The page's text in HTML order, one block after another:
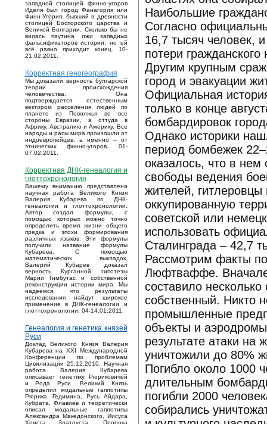
западной столицей финно-угоров
Иделя был город Фанагория или
Финн-Угория, бывший в древности
столицей Боспорского царства и
Великой Болгарии. Сколько бы не
вилась паутина лжи западных
фальсификаторов истории, но ей
всё равно приходит конец. 10-
21.02.2011.
Корректная геногеография
Мы доказали верность булгарской
теории происхождения
человечества. Она
подтверждается естественным
вектором расселения людей по
планете из Поволжья во все
стороны Евразии, а оттуда в
Африку, Австралию и Америку. Все
народы и расы мира произошли от
индоевропейцев, а именно – от
этнических финно-угоров. 01-
07.02.2011.
Корректная ДНК-генеалогия и
глоттохронология
Вашему вниманию представлена
научная работа Великого Князя
Валерия Кубарева по ДНК-
генеалогии и глоттохронологии.
Автор создал формулы, с
помощью которых можно точно
определить время жизни общего
предка и эпохи формирования
различных языков. Эти формулы
получили название формулы
Кубарева. С помощью
математических выкладок,
Валерий Кубарев доказал
верность Курганной гипотезы
Марии Гимбутас и собственной
реконструкции истории мира. Мы
надеемся, что результаты
исследования найдут широкое
применение в ДНК-генеалогии и
глоттохронологии. 04-14.01.2011.
Генеалогия и генетика князей
Руси
Доклад Великого Князя Валерия
Кубарева на XXI Международной
Конференции по проблемам
Цивилизации 25.12.2010. Научная
работа Валерия Кубарева
описывает генетику Рюриковичей
и Рода Руси. Великий Князь
определил модальные гаплотипы
Рюрика, Гедимина, Русь Айдара,
Кубрата, Флавиев и теоретически
описал модальные гаплотипы
Александра Македонского, Иисуса
Христа Златоуста, Пророка
Наибольшие
Согласно
16,7 тысяч человек,
потери
Другим крупным
город и эвакуации
Официальная
только в конце
бомбардировок
Однако историки
период бомбежек
оказалось, что в нем
свободы ведения
жителей,
оккупированную
советской или
использовать
Сталинграда – 42,7
Рассмотрим факты
Люфтваффе.
составило
собственный. Никто
промышленные
объекты и
результате атаки
уничтожили до 80%
Погибло около 1000
длительным
погибли 2000
собирались